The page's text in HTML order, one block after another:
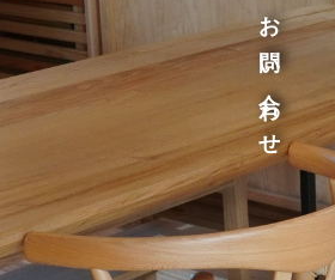
お問い合わせ